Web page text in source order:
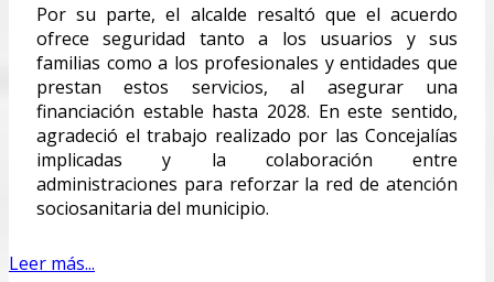
Por su parte, el alcalde resaltó que el acuerdo
ofrece seguridad tanto a los usuarios y sus
familias como a los profesionales y entidades que
prestan estos servicios, al asegurar una
financiación estable hasta 2028. En este sentido,
agradeció el trabajo realizado por las Concejalías
implicadas y la colaboración entre
administraciones para reforzar la red de atención
sociosanitaria del municipio.
Leer más...